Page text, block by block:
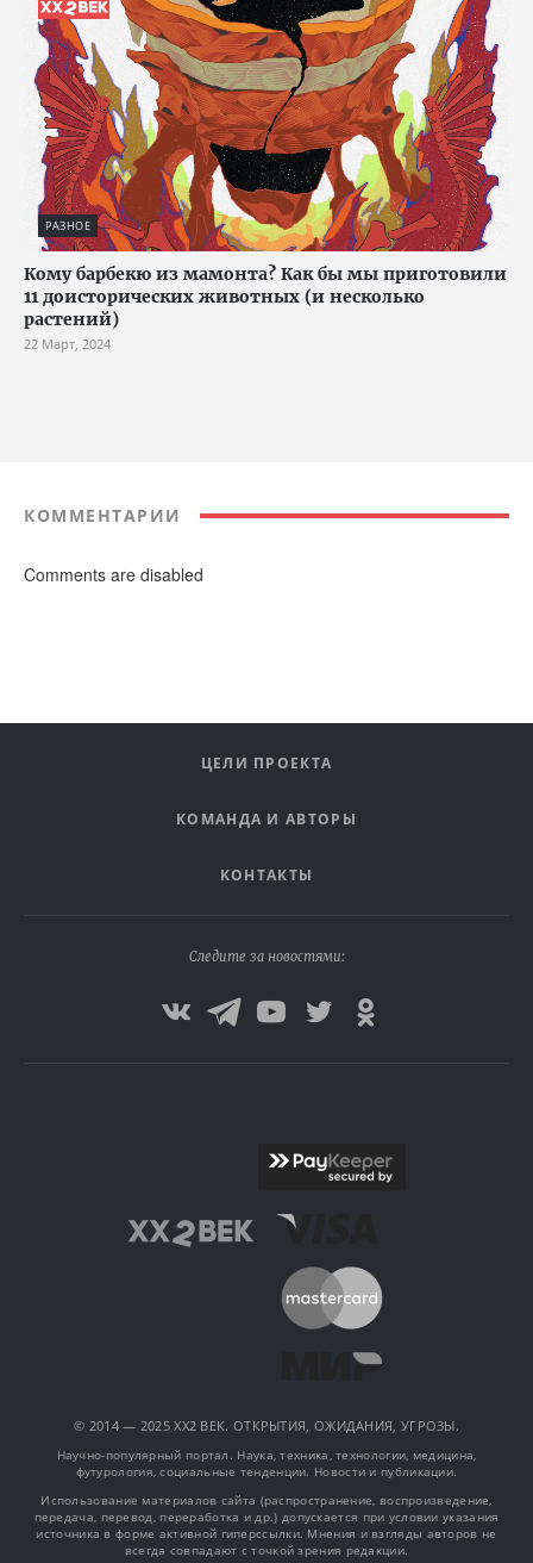
РАЗНОЕ
Кому барбекю из мамонта? Как бы мы приготовили
11 доисторических животных (и несколько
растений)
22 Март, 2024
КОММЕНТАРИИ
Comments are disabled
ЦЕЛИ ПРОЕКТА
КОМАНДА И АВТОРЫ
КОНТАКТЫ
Следите за новостями:
© 2014 — 2025 XX2 ВЕК. ОТКРЫТИЯ, ОЖИДАНИЯ, УГРОЗЫ.
Научно-популярный портал. Наука, техника, технологии, медицина,
футурология, социальные тенденции. Новости и публикации.
Использование материалов сайта (распространение, воспроизведение,
передача, перевод, переработка и др.) допускается при условии указания
источника в форме активной гиперссылки. Мнения и взгляды авторов не
всегда совпадают с точкой зрения редакции.